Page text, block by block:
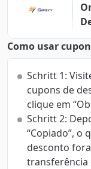
Como usar
Schritt 1:
cupons de
clique em
Schritt 2:
“Copiado”, o
desconto
transferência